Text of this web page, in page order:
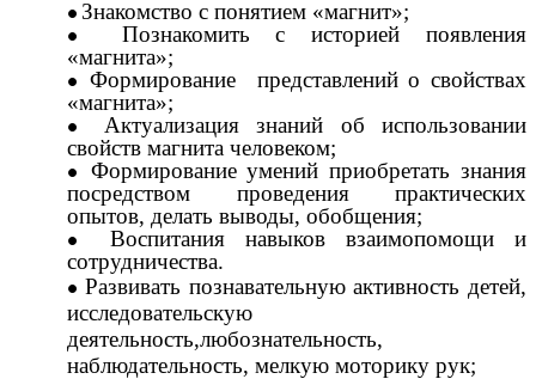
Знакомство с понятием «магнит»;
Познакомить с историей появления
«магнита»;
Формирование представлений о свойствах
«магнита»;
Актуализация знаний об использовании
свойств магнита человеком;
Формирование умений приобретать знания
посредством проведения практических
опытов, делать выводы, обобщения;
Воспитания навыков взаимопомощи и
сотрудничества.
Развивать познавательную активность детей,
исследовательскую
деятельность,любознательность,
наблюдательность, мелкую моторику рук;